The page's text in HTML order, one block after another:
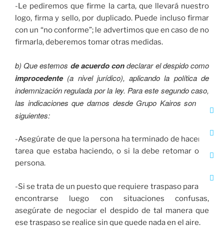
-Le pediremos que firme la carta, que llevará nuestro
logo, firma y sello, por duplicado. Puede incluso firmar
con un “no conforme”; le advertimos que en caso de no
firmarla, deberemos tomar otras medidas.
b) Que estemos de acuerdo condeclarar el despido como
improcedente(a nivel jurídico), aplicando la política de
indemnización regulada por la ley. Para este segundo caso,
las indicaciones que damos desde Grupo Kairos son las
siguientes:
-Asegúrate de que la persona ha terminado de hacer la
tarea que estaba haciendo, o si la debe retomar otra
persona.
-Si se trata de un puesto que requiere traspaso para no
encontrarse luego con situaciones confusas,
asegúrate de negociar el despido de tal manera que
ese traspaso se realice sin que quede nada en el aire.